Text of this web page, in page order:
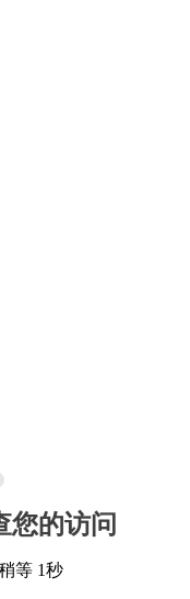
您的访问
等 1秒